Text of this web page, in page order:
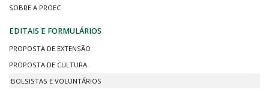
SOBRE A PROEC
EDITAIS E FORMULÁRIOS
PROPOSTA DE EXTENSÃO
PROPOSTA DE CULTURA
BOLSISTAS E VOLUNTÁRIOS